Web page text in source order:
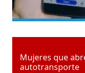
Mujeres que
autotransporte